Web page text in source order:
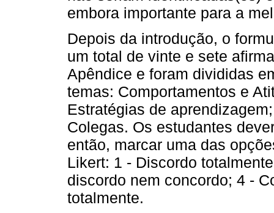
embora importante para a
Depois da introdução, o
um total de vinte e sete
Apêndice e foram divididas
temas: Comportamentos e
Estratégias de
Colegas. Os estudantes
então, marcar uma das
Likert: 1 - Discordo
discordo nem concordo; 4 -
totalmente.